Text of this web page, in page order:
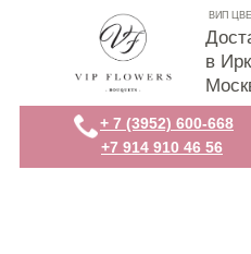
в
ВИП
+7 914 910 46 56
+ 7 (3952) 600-668